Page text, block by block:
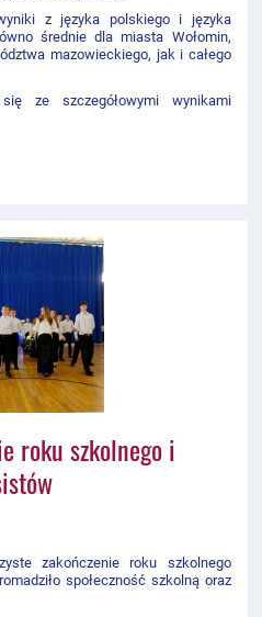
z języka polskiego i języka
średnie dla miasta Wołomin,
mazowieckiego, jak i całego
ze szczegółowymi wynikami
roku szkolnego i
zakończenie roku szkolnego
społeczność szkolną oraz